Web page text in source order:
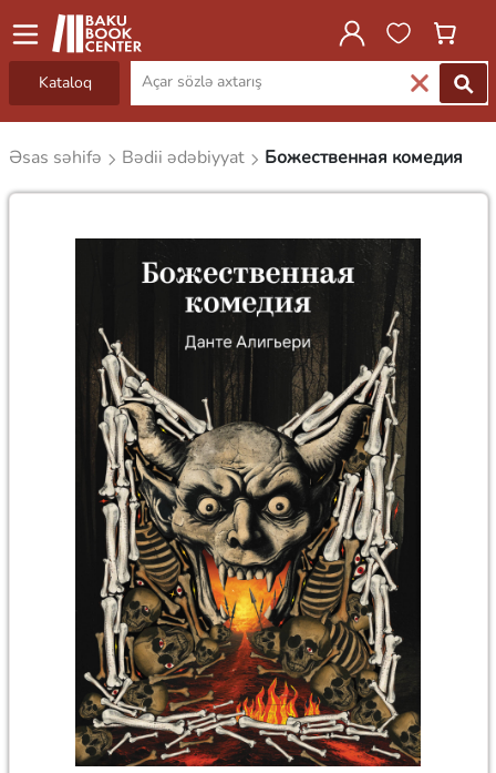
Kataloq
Əsas səhifə Bədii ədəbiyyat Божественная комедия